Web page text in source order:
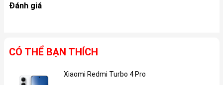
Đánh giá
CÓ THỂ BẠN THÍCH
Xiaomi Redmi Turbo 4 Pro